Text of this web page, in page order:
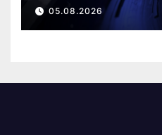
05.08.2026